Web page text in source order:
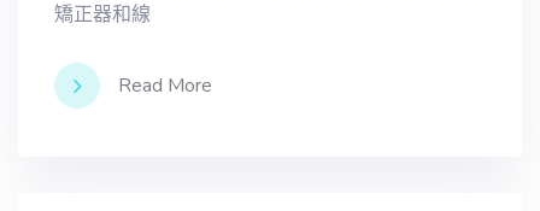
矯正器和線
Read More